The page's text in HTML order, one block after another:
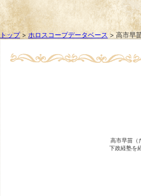
トップ>ホロスコープデータベース > 高市早
高市早苗（
下政経塾を